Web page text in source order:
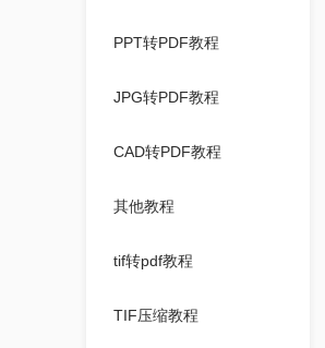
PPT转PDF教程
JPG转PDF教程
CAD转PDF教程
其他教程
tif转pdf教程
TIF压缩教程